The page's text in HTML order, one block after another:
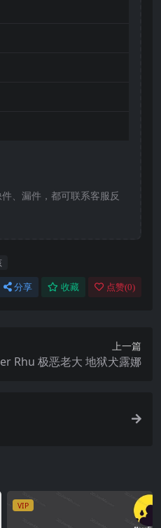
、漏件，都可联系客服反
分享 收藏 点赞(0)
上一篇
Rhu 极恶老大 地狱犬露娜
VIP